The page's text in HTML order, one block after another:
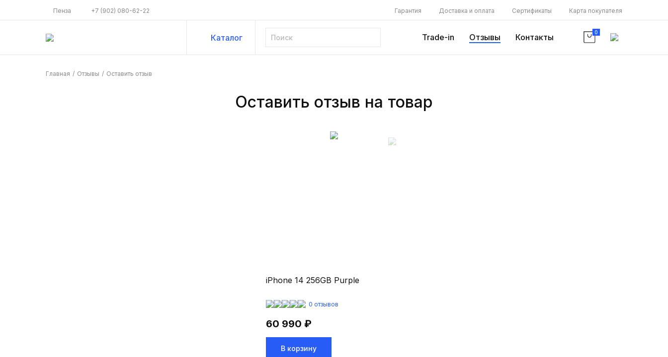
Пенза +7 (902) 080-62-22 Гарантия Доставка и оплата Сертификаты Карта покупателя
Каталог Trade-in Отзывы Контакты 0
Главная / Отзывы / Оставить отзыв
Оставить отзыв на товар
iPhone 14 256GB Purple
0 отзывов
60 990 ₽
В корзину